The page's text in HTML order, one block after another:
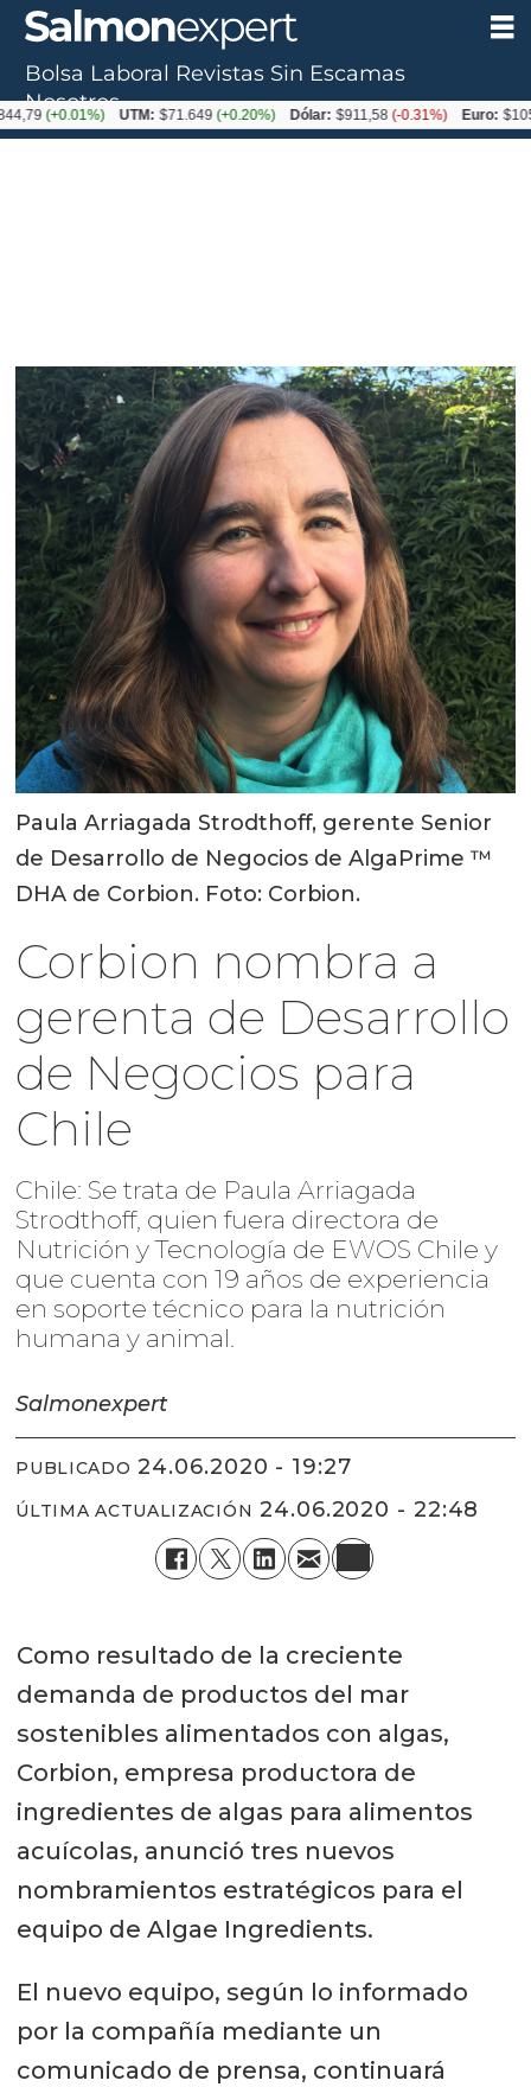
Paula Arriagada Strodthoff, gerente Senior
de Desarrollo de Negocios de AlgaPrime ™
DHA de Corbion. Foto: Corbion.
Corbion nombra a
gerenta de Desarrollo
de Negocios para
Chile
Chile: Se trata de Paula Arriagada
Strodthoff, quien fuera directora de
Nutrición y Tecnología de EWOS Chile y
que cuenta con 19 años de experiencia
en soporte técnico para la nutrición
humana y animal.
Salmonexpert
PUBLICADO 24.06.2020 - 19:27
ÚLTIMA ACTUALIZACIÓN 24.06.2020 - 22:48
Como resultado de la creciente
demanda de productos del mar
sostenibles alimentados con algas,
Corbion, empresa productora de
ingredientes de algas para alimentos
acuícolas, anunció tres nuevos
nombramientos estratégicos para el
equipo de Algae Ingredients.
El nuevo equipo, según lo informado
por la compañía mediante un
comunicado de prensa, continuará
Bolsa Laboral Revistas Sin Escamas
Nosotros
UTM: $71.649(+0.20%) Dólar: $911,58(-0.31%) Euro: $1053,36(-